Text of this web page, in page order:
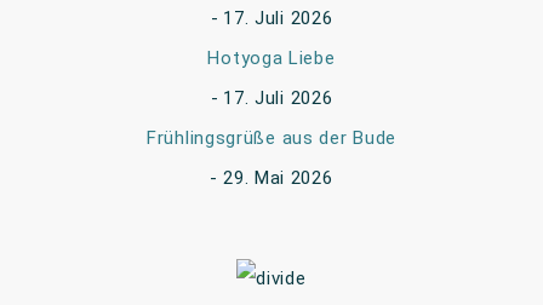
17. Juli 2026
Hotyoga Liebe
17. Juli 2026
Frühlingsgrüße aus der Bude
29. Mai 2026